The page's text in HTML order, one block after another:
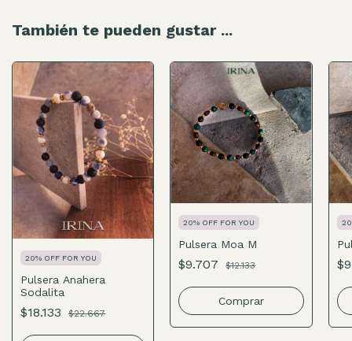
También te pueden gustar ...
20% OFF FOR YOU
Pulsera Anahera
Sodalita
$18.133 $22.667
20% OFF FOR YOU
Pulsera Moa M
$9.707 $12.133
Comprar